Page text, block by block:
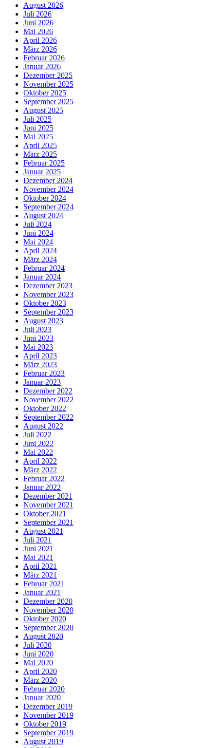
August 2026
Juli 2026
Juni 2026
Mai 2026
April 2026
März 2026
Februar 2026
Januar 2026
Dezember 2025
November 2025
Oktober 2025
September 2025
August 2025
Juli 2025
Juni 2025
Mai 2025
April 2025
März 2025
Februar 2025
Januar 2025
Dezember 2024
November 2024
Oktober 2024
September 2024
August 2024
Juli 2024
Juni 2024
Mai 2024
April 2024
März 2024
Februar 2024
Januar 2024
Dezember 2023
November 2023
Oktober 2023
September 2023
August 2023
Juli 2023
Juni 2023
Mai 2023
April 2023
März 2023
Februar 2023
Januar 2023
Dezember 2022
November 2022
Oktober 2022
September 2022
August 2022
Juli 2022
Juni 2022
Mai 2022
April 2022
März 2022
Februar 2022
Januar 2022
Dezember 2021
November 2021
Oktober 2021
September 2021
August 2021
Juli 2021
Juni 2021
Mai 2021
April 2021
März 2021
Februar 2021
Januar 2021
Dezember 2020
November 2020
Oktober 2020
September 2020
August 2020
Juli 2020
Juni 2020
Mai 2020
April 2020
März 2020
Februar 2020
Januar 2020
Dezember 2019
November 2019
Oktober 2019
September 2019
August 2019